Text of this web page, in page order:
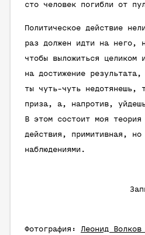
сто человек погибли от
Политическое действие
раз должен идти на него,
чтобы выложиться целиком
на достижение
ты чуть-чуть недотянешь,
приза, а, напротив,
В этом состоит моя теория
действия, примитивная, но
наблюдениями.
Фотография: Леонид